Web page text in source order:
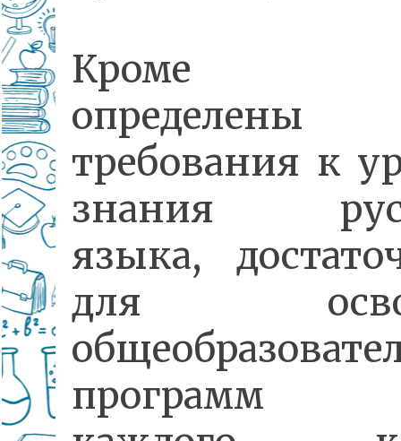
Кроме
определены
требования к
знания
языка,
для
программ